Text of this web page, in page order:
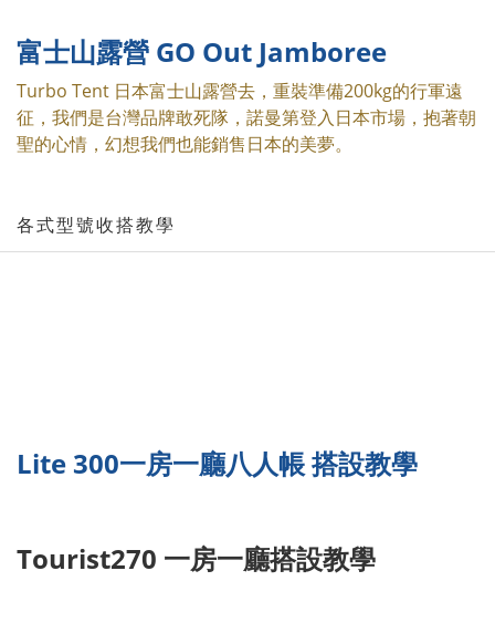
富士山露營 GO Out Jamboree
Turbo Tent 日本富士山露營去，重裝準備200kg的行軍遠
征，我們是台灣品牌敢死隊，諾曼第登入日本市場，抱著朝
聖的心情，幻想我們也能銷售日本的美夢。
各式型號收搭教學
Lite 300一房一廳八人帳 搭設教學
Tourist270 一房一廳搭設教學